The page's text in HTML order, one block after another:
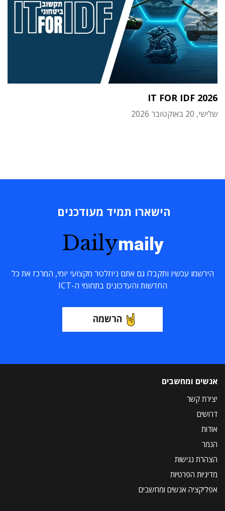
IT FOR IDF 2026
שלישי, 20 באוקטובר 2026
הישארו תמיד מעודכנים
Dailymaily
הירשמו עכשיו ותקבלו גם אתם ניוזלטר מקצועי יומי, המרכז את כל
החדשות והעדכונים בתחומי ה-ICT
הרשמה
אנשים ומחשבים
יצירת קשר
דרושים
אודות
הנמר
הצהרת נגישות
מדיניות הפרטיות
אפליקציה אנשים ומחשבים